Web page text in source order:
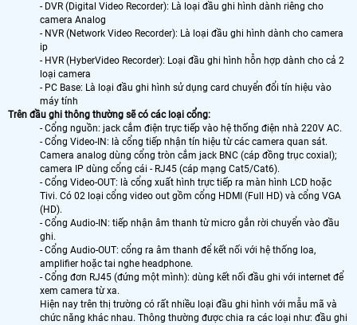
- DVR (Digital Video Recorder): Là loại đầu ghi hình dành riêng cho
camera Analog
- NVR (Network Video Recorder): Là loại đầu ghi hình dành cho camera
ip
- HVR (HyberVideo Recorder): Loại đầu ghi hình hỗn hợp dành cho cả 2
loại camera
- PC Base: Là loại đầu ghi hình sử dụng card chuyển đổi tín hiệu vào
máy tính
Trên đầu ghi thông thường sẽ có các loại cổng:
- Cổng nguồn: jack cắm điện trực tiếp vào hệ thống điện nhà 220V AC.
- Cổng Video-IN: là cổng tiếp nhận tín hiệu từ các camera quan sát.
Camera analog dùng cổng tròn cắm jack BNC (cáp đồng trục coxial);
camera IP dùng cổng cái - RJ45 (cáp mạng Cat5/Cat6).
- Cổng Video-OUT: là cổng xuất hình trực tiếp ra màn hình LCD hoặc
Tivi. Có 02 loại cổng video out gồm cổng HDMI (Full HD) và cổng VGA
(HD).
- Cổng Audio-IN: tiếp nhận âm thanh từ micro gắn rời chuyển vào đầu
ghi.
- Cổng Audio-OUT: cổng ra âm thanh để kết nối với hệ thống loa,
amplifier hoặc tai nghe headphone.
- Cổng đơn RJ45 (đứng một mình): dùng kết nối đầu ghi với internet để
xem camera từ xa.
Hiện nay trên thị trường có rất nhiều loại đầu ghi hình với mẫu mã và
chức năng khác nhau. Thông thường được chia ra các loại như: đầu ghi